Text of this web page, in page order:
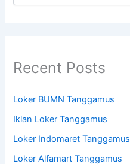
Recent Posts
Loker BUMN Tanggamus
Iklan Loker Tanggamus
Loker Indomaret Tanggamus
Loker Alfamart Tanggamus